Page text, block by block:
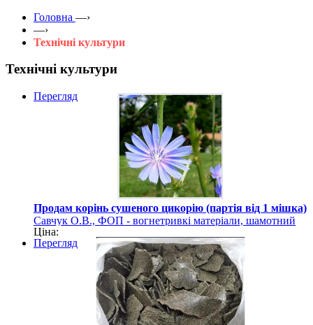
Головна —›
—›
Технічні культури
Технічні культури
Перегляд
Продам корінь сушеного цикорію (партія від 1 мішка)
Савчук О.В., ФОП - вогнетривкі матеріали, шамотний
порошок Хмельницька область
Ціна:
Перегляд